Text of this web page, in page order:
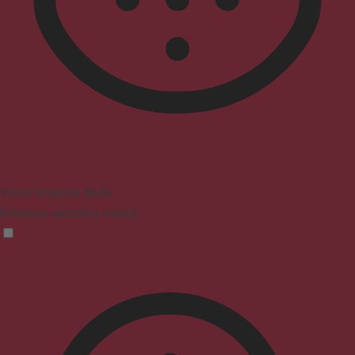
Vision Impaired Mode
Enhances website's visuals